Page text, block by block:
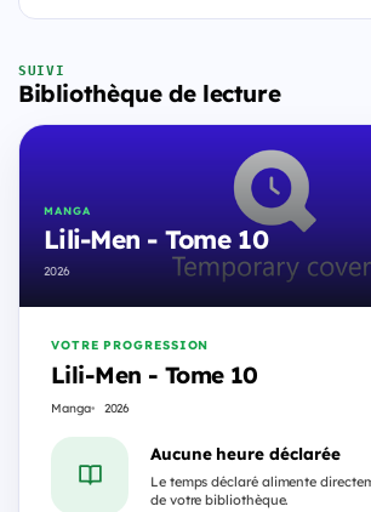
SUIVI
Bibliothèque de lecture
MANGA
Lili-Men - Tome 10
2026
VOTRE PROGRESSION
Lili-Men - Tome 10
Manga 2026
Aucune heure déclarée
Le temps déclaré alimente
de votre bibliothèque.